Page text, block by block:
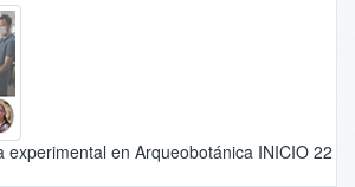
experimental en Arqueobotánica INICIO 22